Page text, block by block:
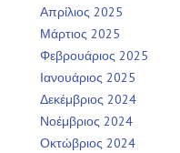
Απρίλιος 2025
Μάρτιος 2025
Φεβρουάριος 2025
Ιανουάριος 2025
Δεκέμβριος 2024
Νοέμβριος 2024
Οκτώβριος 2024